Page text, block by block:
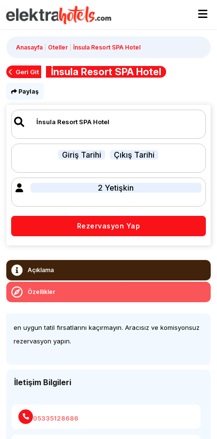
Anasayfa Oteller İnsula Resort SPA Hotel
Geri Git İnsula Resort SPA Hotel
Paylaş
Giriş Tarihi Çıkış Tarihi
2 Yetişkin
Rezervasyon Yap
Açıklama
Özellikler
en uygun tatil fırsatlarını kaçırmayın. Aracısız ve komisyonsuz
rezervasyon yapın.
İletişim Bilgileri
05335128686